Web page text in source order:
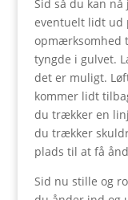
Sid så du kan
eventuelt lidt ud
opmærksomhed
tyngde i gulvet.
det er muligt.
kommer lidt
du trækker en
du trækker
plads til at få
Sid nu stille og